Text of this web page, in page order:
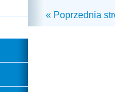
« Poprzednia